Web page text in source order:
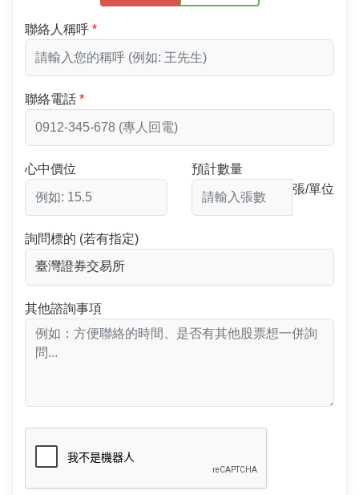
聯絡人稱呼
聯絡電話
心中價位
預計數量
張/單位
詢問標的 (若有指定)
其他諮詢事項